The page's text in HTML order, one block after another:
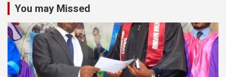
You may Missed